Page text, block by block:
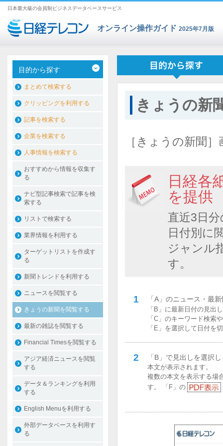
日本最大級の会員制ビジネスデータベースサービス
オンライン操作ガイド 2025年7月版
きょうの新
［きょうの新聞
日経各
を提供
直近3日
日付別に
ジャンル
す。
1 「A」のニュース・最
「B」に最新日付の見出
「C」のキーワード検索
「E」を選択して日付を
2 「B」で見出しを選択
本文が表示されます。
複数の本文を表示する場
す。 「F」の
目的から探す
まとめて検索する
クリッピングを利用する
記事を検索する
企業を検索する
人事情報を検索する
おすすめから情報を収集す
る
ナビ型記事検索で記事を検
索する
リストで検索する
業界情報を利用する
ターゲットリストを作成す
る
新聞トレンドを利用する
ニュースを閲覧する
きょうの新聞を閲覧する
最新の雑誌を閲覧する
Financial Timesを閲覧する
アジア経済ニュースを閲覧
する
データ＆ランキングを利用
する
English Menuを利用する
外部データベースを利用す
る